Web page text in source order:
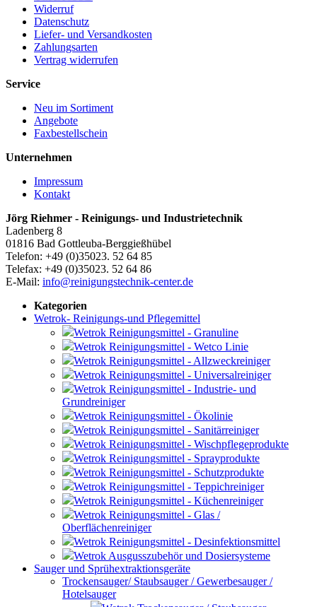
Widerruf
Datenschutz
Liefer- und Versandkosten
Zahlungsarten
Vertrag widerrufen
Service
Neu im Sortiment
Angebote
Faxbestellschein
Unternehmen
Impressum
Kontakt
Jörg Riehmer - Reinigungs- und Industrietechnik
Ladenberg 8
01816 Bad Gottleuba-Berggießhübel
Telefon: +49 (0)35023. 52 64 85
Telefax: +49 (0)35023. 52 64 86
E-Mail: info@reinigungstechnik-center.de
Kategorien
Wetrok- Reinigungs-und Pflegemittel
Wetrok Reinigungsmittel - Granuline
Wetrok Reinigungsmittel - Wetco Linie
Wetrok Reinigungsmittel - Allzweckreiniger
Wetrok Reinigungsmittel - Universalreiniger
Wetrok Reinigungsmittel - Industrie- und
Grundreiniger
Wetrok Reinigungsmittel - Ökolinie
Wetrok Reinigungsmittel - Sanitärreiniger
Wetrok Reinigungsmittel - Wischpflegeprodukte
Wetrok Reinigungsmittel - Sprayprodukte
Wetrok Reinigungsmittel - Schutzprodukte
Wetrok Reinigungsmittel - Teppichreiniger
Wetrok Reinigungsmittel - Küchenreiniger
Wetrok Reinigungsmittel - Glas /
Oberflächenreiniger
Wetrok Reinigungsmittel - Desinfektionsmittel
Wetrok Ausgusszubehör und Dosiersysteme
Sauger und Sprühextraktionsgeräte
Trockensauger/ Staubsauger / Gewerbesauger /
Hotelsauger